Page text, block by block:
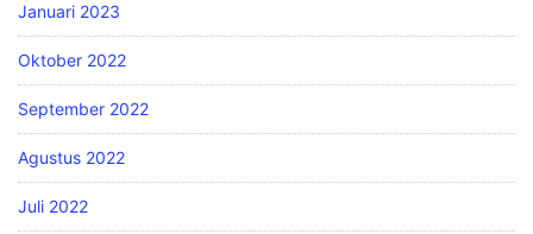
Januari 2023
Oktober 2022
September 2022
Agustus 2022
Juli 2022